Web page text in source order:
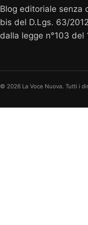
Blog editoriale senza
bis del D.Lgs. 63/
dalla legge n°103 del
© 2026 La Voce Nuova. Tutti i